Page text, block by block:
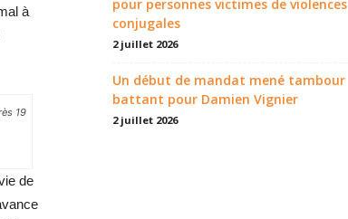
à
19
de
pour personnes victimes de violences
conjugales
2 juillet 2026
Un début de mandat mené tambour
battant pour Damien Vignier
2 juillet 2026